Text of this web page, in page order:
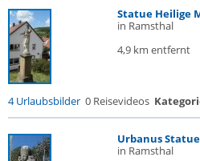
Statue Heilige
in Ramsthal
4,9 km entfernt
4 Urlaubsbilder 0 Reisevideos
Urbanus Statue
in Ramsthal